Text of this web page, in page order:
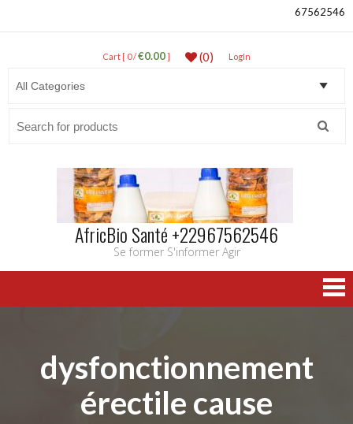
67562546
Cart [ 0 /€0.00] (0) LogIn
AfricBio Santé +22967562546
Se former S'informer Agir
dysfonctionnement
érectile cause